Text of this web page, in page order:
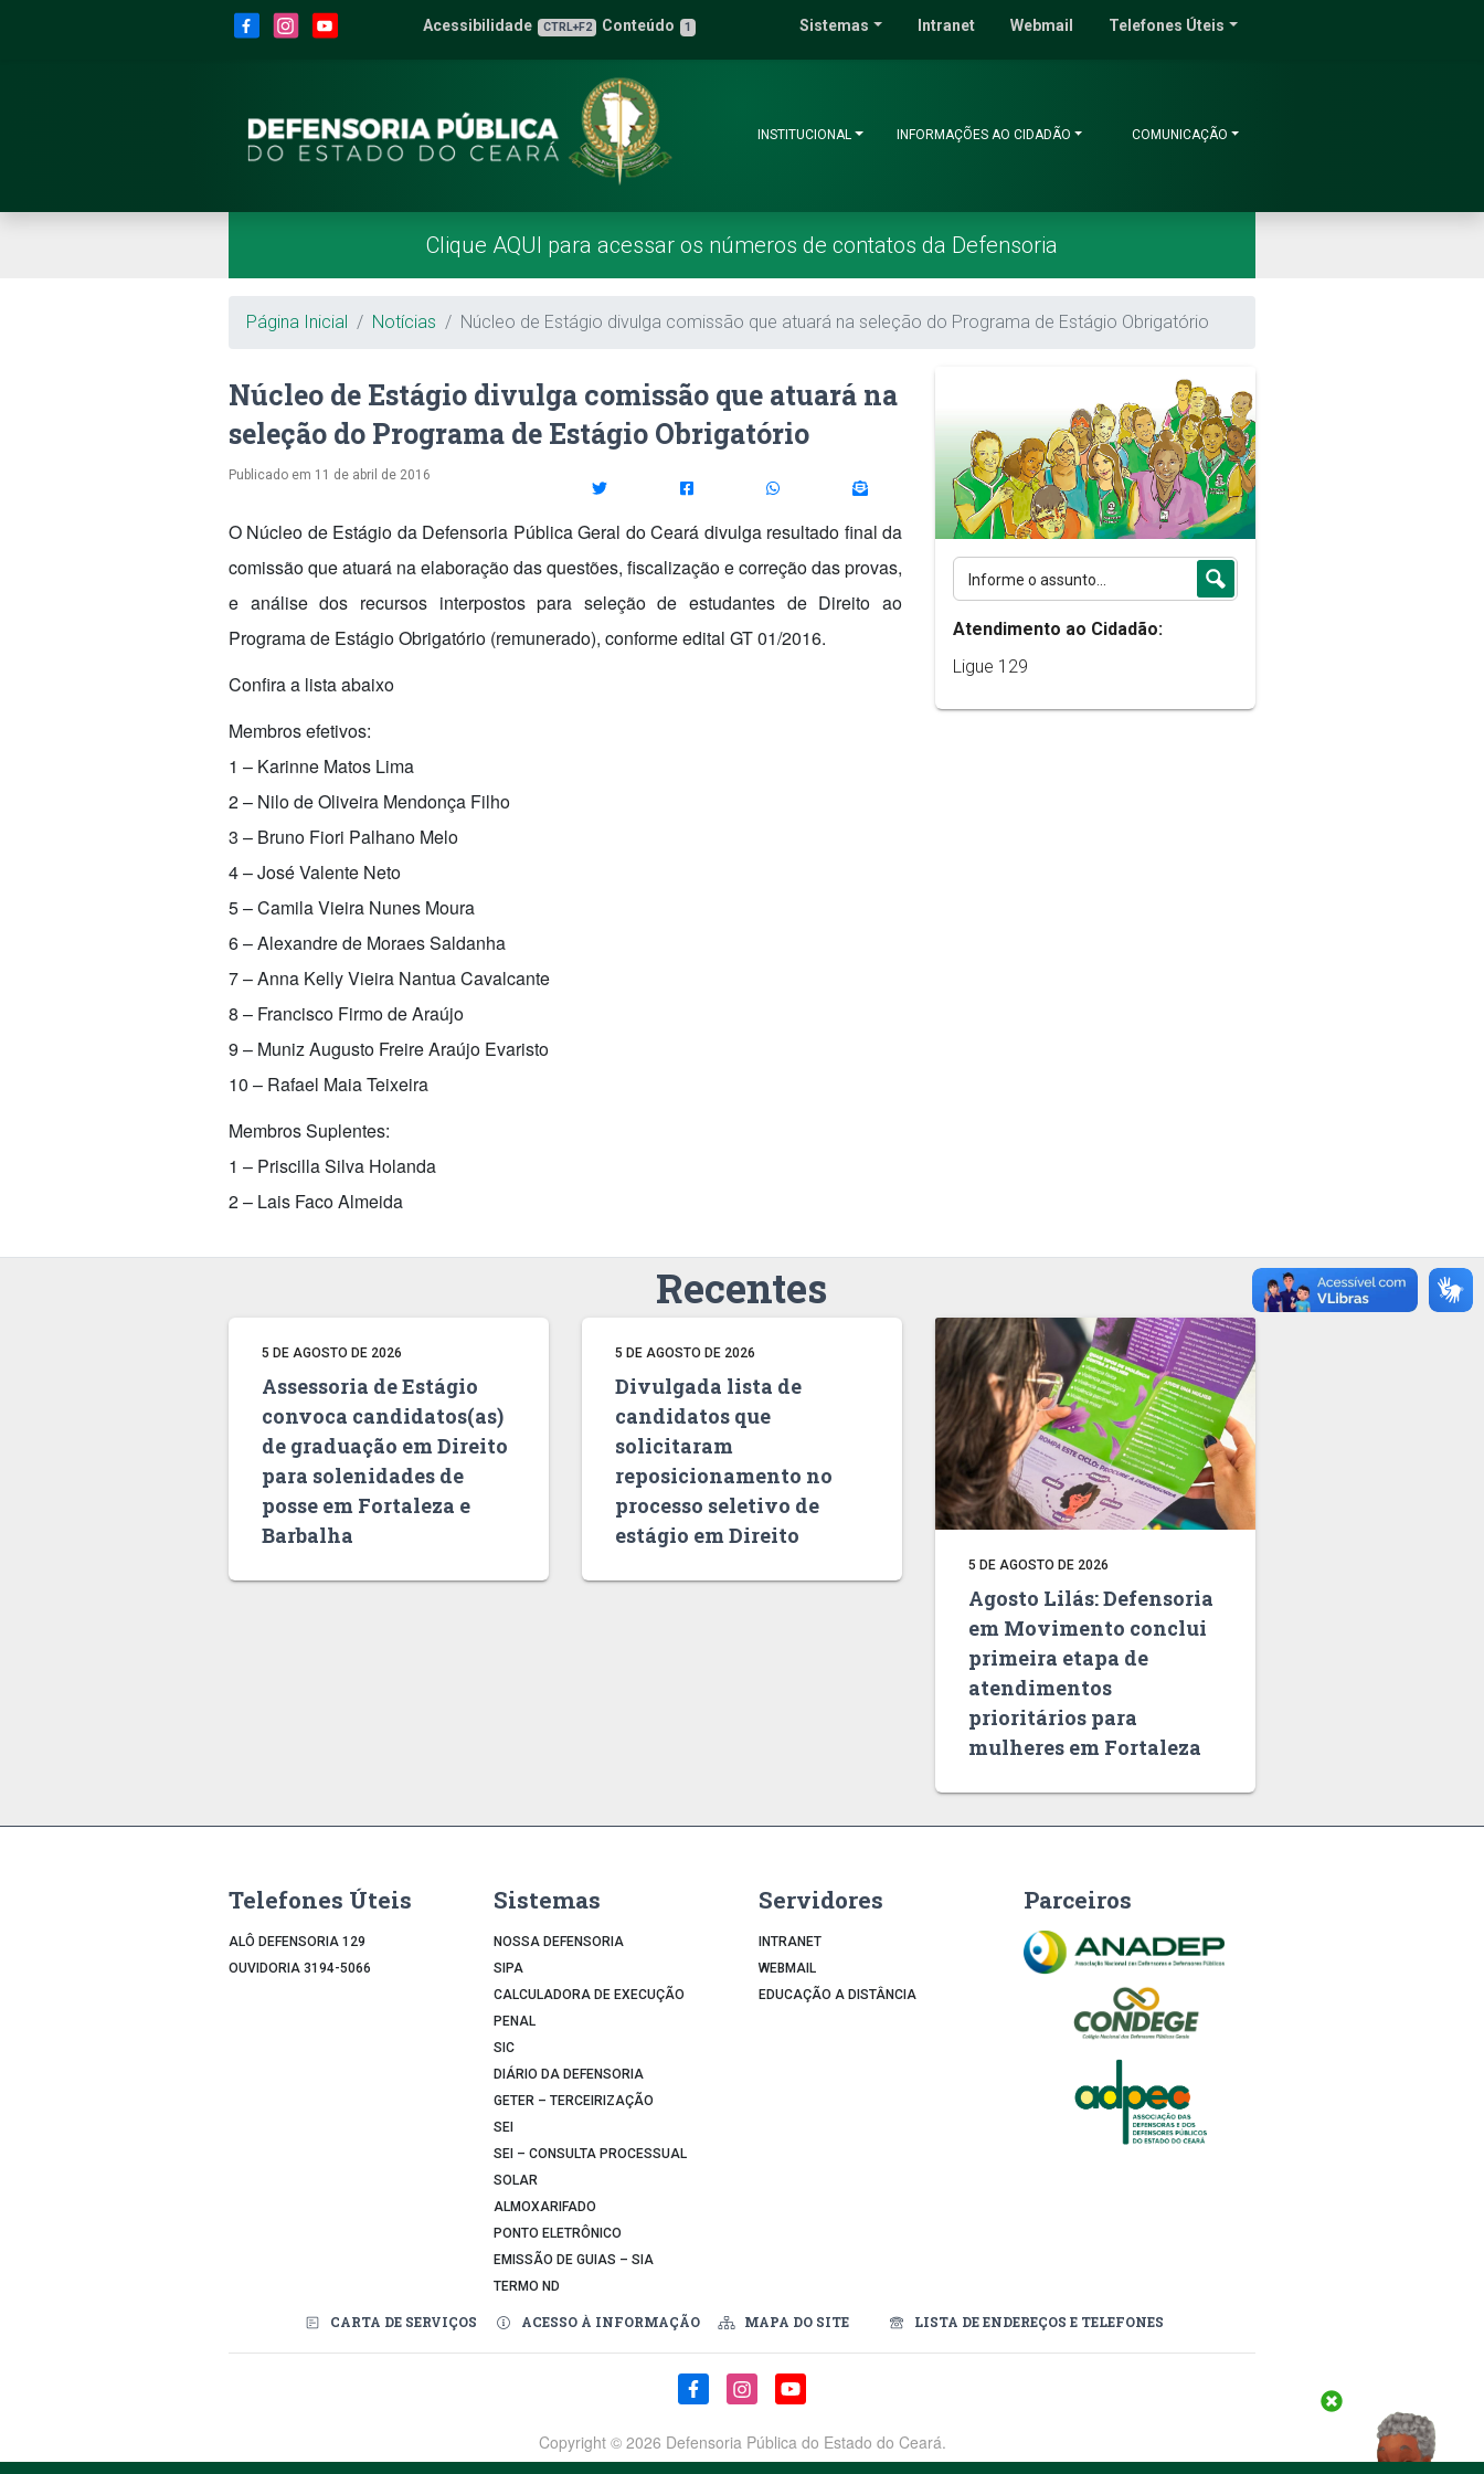
Site da Defensoria Pública do Estado do Ceará
Menu SuperiorRedes SociaisMenu de Acessibilidade
Acessibilidade CTRL+F2 Conteúdo 1
Menu 2
Rodapé 3 Sistemas Intranet Webmail Telefones Úteis
Menu PrincipalPágina Inicial INSTITUCIONAL INFORMAÇÕES AO CIDADÃO COMUNICAÇÃO
Clique AQUI para acessar os números de contatos da Defensoria
Breadcrumb
Página Inicial Notícias Núcleo de Estágio divulga comissão que atuará na seleção do Programa de Estágio Obrigatório
Núcleo de Estágio divulga comissão que atuará na
seleção do Programa de Estágio Obrigatório
Publicado em 11 de abril de 2016
O Núcleo de Estágio da Defensoria Pública Geral do Ceará divulga resultado final da
comissão que atuará na elaboração das questões, fiscalização e correção das provas,
e análise dos recursos interpostos para seleção de estudantes de Direito ao
Programa de Estágio Obrigatório (remunerado), conforme edital GT 01/2016.
Confira a lista abaixo
Membros efetivos:
1 – Karinne Matos Lima
2 – Nilo de Oliveira Mendonça Filho
3 – Bruno Fiori Palhano Melo
4 – José Valente Neto
5 – Camila Vieira Nunes Moura
6 – Alexandre de Moraes Saldanha
7 – Anna Kelly Vieira Nantua Cavalcante
8 – Francisco Firmo de Araújo
9 – Muniz Augusto Freire Araújo Evaristo
10 – Rafael Maia Teixeira
Membros Suplentes:
1 – Priscilla Silva Holanda
2 – Lais Faco Almeida
Atendimento ao Cidadão:
Ligue 129
Recentes
5 DE AGOSTO DE 2026
Assessoria de Estágio
convoca candidatos(as)
de graduação em Direito
para solenidades de
posse em Fortaleza e
Barbalha
5 DE AGOSTO DE 2026
Divulgada lista de
candidatos que
solicitaram
reposicionamento no
processo seletivo de
estágio em Direito
5 DE AGOSTO DE 2026
Agosto Lilás: Defensoria
em Movimento conclui
primeira etapa de
atendimentos
prioritários para
mulheres em Fortaleza
Telefones Úteis
ALÔ DEFENSORIA 129
OUVIDORIA 3194-5066
Sistemas
NOSSA DEFENSORIA
SIPA
CALCULADORA DE EXECUÇÃO
PENAL
SIC
DIÁRIO DA DEFENSORIA
GETER – TERCEIRIZAÇÃO
SEI
SEI – CONSULTA PROCESSUAL
SOLAR
ALMOXARIFADO
PONTO ELETRÔNICO
EMISSÃO DE GUIAS – SIA
TERMO ND
Servidores
INTRANET
WEBMAIL
EDUCAÇÃO A DISTÂNCIA
Parceiros
CARTA DE SERVIÇOS ACESSO À INFORMAÇÃO MAPA DO SITE LISTA DE ENDEREÇOS E TELEFONES
Copyright © 2026 Defensoria Pública do Estado do Ceará.